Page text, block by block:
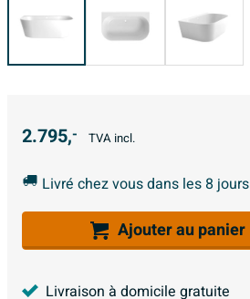
2.795,- TVA incl.
Livré chez vous dans les 8 jours
Ajouter au panier
Livraison à domicile gratuite